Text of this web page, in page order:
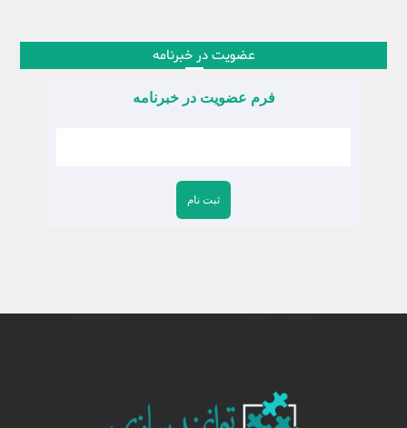
عضویت در خبرنامه
فرم عضویت در خبرنامه